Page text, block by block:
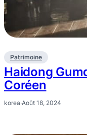
Patrimoine
Haidong
Coréen
korea·Août 18, 2024